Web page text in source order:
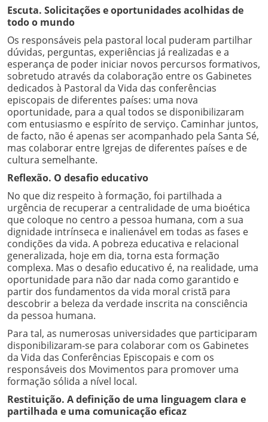
Escuta. Solicitações e oportunidades acolhidas de
todo o mundo
Os responsáveis pela pastoral local puderam partilhar
dúvidas, perguntas, experiências já realizadas e a
esperança de poder iniciar novos percursos formativos,
sobretudo através da colaboração entre os Gabinetes
dedicados à Pastoral da Vida das conferências
episcopais de diferentes países: uma nova
oportunidade, para a qual todos se disponibilizaram
com entusiasmo e espírito de serviço. Caminhar juntos,
de facto, não é apenas ser acompanhado pela Santa Sé,
mas colaborar entre Igrejas de diferentes países e de
cultura semelhante.
Reflexão. O desafio educativo
No que diz respeito à formação, foi partilhada a
urgência de recuperar a centralidade de uma bioética
que coloque no centro a pessoa humana, com a sua
dignidade intrínseca e inalienável em todas as fases e
condições da vida. A pobreza educativa e relacional
generalizada, hoje em dia, torna esta formação
complexa. Mas o desafio educativo é, na realidade, uma
oportunidade para não dar nada como garantido e
partir dos fundamentos da vida moral cristã para
descobrir a beleza da verdade inscrita na consciência
da pessoa humana.
Para tal, as numerosas universidades que participaram
disponibilizaram-se para colaborar com os Gabinetes
da Vida das Conferências Episcopais e com os
responsáveis dos Movimentos para promover uma
formação sólida a nível local.
Restituição. A definição de uma linguagem clara e
partilhada e uma comunicação eficaz